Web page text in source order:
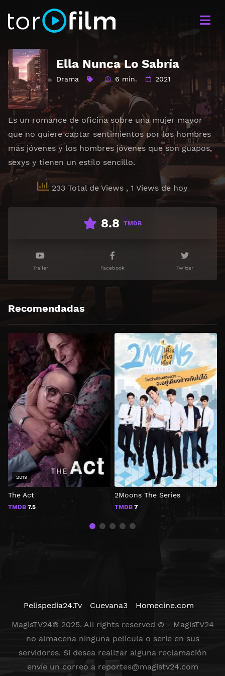
Ella Nunca Lo Sabría
Drama 6 min. 2021
Es un romance de oficina sobre una mujer mayor
que no quiere captar sentimientos por los hombres
más jóvenes y los hombres jóvenes que son guapos,
sexys y tienen un estilo sencillo.
233 Total de Views , 1 Views de hoy
8.8 TMDB
Trailer Facebook Twitter
Recomendadas
The Act
TMDB 7.5
2019
2Moons The Series
TMDB 7
Pelispedia24.Tv Cuevana3
Homecine.com
MagisTV24® 2025. All rights reserved © - MagisTV24
no almacena ninguna película o serie en sus
servidores. Si desea realizar alguna reclamación
envíe un correo a reportes@magistv24.com